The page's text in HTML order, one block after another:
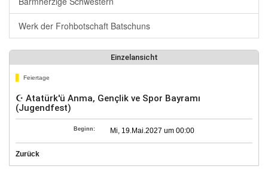
Werk der Frohbotschaft Batschuns
Einzelansicht
Feiertage
☪ Atatürk'ü Anma, Gençlik ve Spor Bayramı
(Jugendfest)
Beginn: Mi, 19.Mai.2027 um 00:00
Zurück